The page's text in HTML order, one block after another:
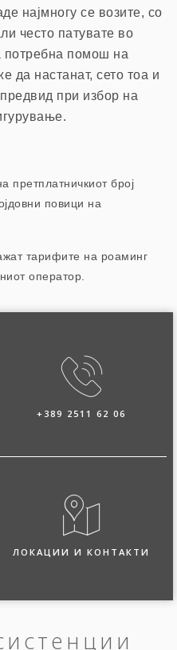
најмногу се возите, со
често патувате во
потребна помош на
да настанат, сето тоа и
при избор на
претплатничкиот број
повици на
тарифите на роаминг
оператор.
+389 2511 62 06
ЛОКАЦИИ И КОНТАКТИ